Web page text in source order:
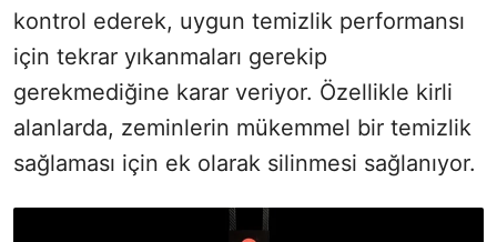
kontrol ederek, uygun temizlik performansı
için tekrar yıkanmaları gerekip
gerekmediğine karar veriyor. Özellikle kirli
alanlarda, zeminlerin mükemmel bir temizlik
sağlaması için ek olarak silinmesi sağlanıyor.